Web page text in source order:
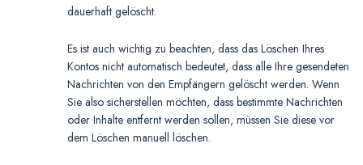
dauerhaft gelöscht.
Es ist auch wichtig zu beachten, dass das Löschen Ihres
Kontos nicht automatisch bedeutet, dass alle Ihre gesendeten
Nachrichten von den Empfängern gelöscht werden. Wenn
Sie also sicherstellen möchten, dass bestimmte Nachrichten
oder Inhalte entfernt werden sollen, müssen Sie diese vor
dem Löschen manuell löschen.